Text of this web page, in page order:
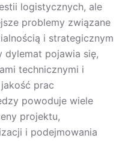
logistycznych, ale
problemy związane
i strategicznym
dylemat pojawia się,
technicznymi i
prac
powoduje wiele
projektu,
i podejmowania